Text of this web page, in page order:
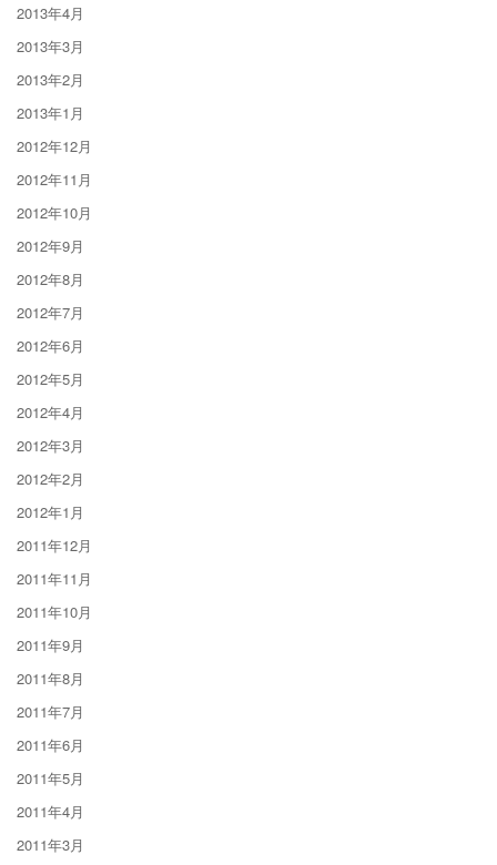
2013年4月
2013年3月
2013年2月
2013年1月
2012年12月
2012年11月
2012年10月
2012年9月
2012年8月
2012年7月
2012年6月
2012年5月
2012年4月
2012年3月
2012年2月
2012年1月
2011年12月
2011年11月
2011年10月
2011年9月
2011年8月
2011年7月
2011年6月
2011年5月
2011年4月
2011年3月